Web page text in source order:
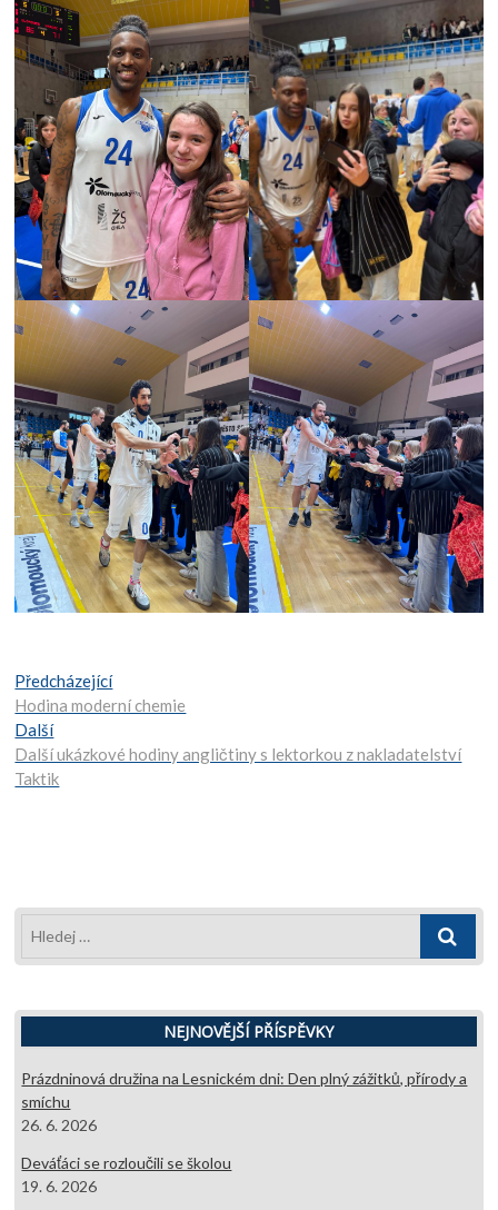
Navigace
pro
příspěvek
PředcházejícíPředcházející:
Hodina moderní chemie
DalšíDalší:
Další ukázkové hodiny angličtiny s lektorkou z nakladatelství
Taktik
Hledej
NEJNOVĚJŠÍ PŘÍSPĚVKY
Prázdninová družina na Lesnickém dni: Den plný zážitků, přírody a
smíchu
26. 6. 2026
Deváťáci se rozloučili se školou
19. 6. 2026